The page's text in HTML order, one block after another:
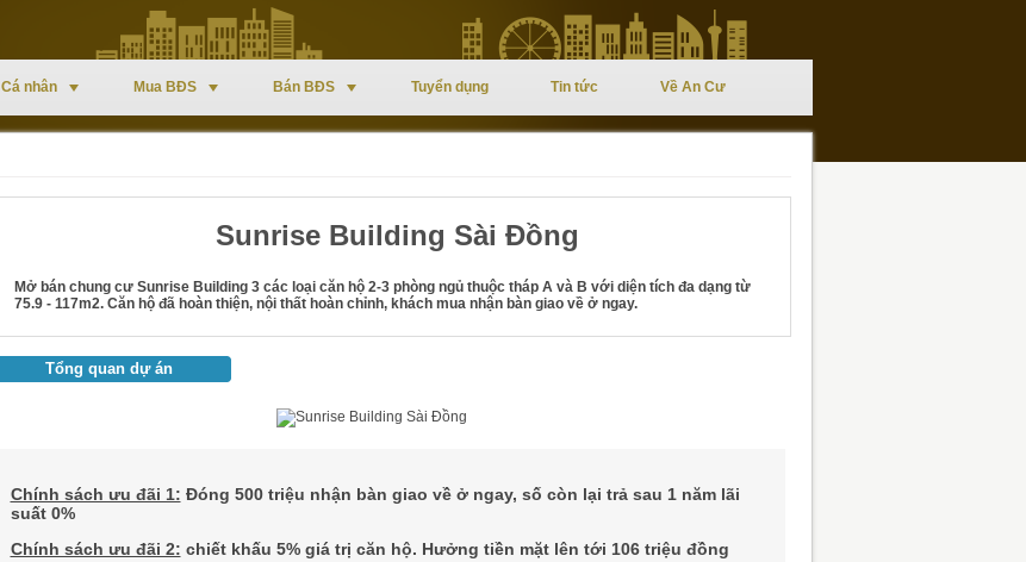
Cá nhân Mua BĐS Bán BĐS Tuyển dụng Tin tức Về An Cư
Sunrise Building Sài Đồng
Mở bán chung cư Sunrise Building 3 các loại căn hộ 2-3 phòng ngủ thuộc tháp A và B với diện tích đa dạng từ
75.9 - 117m2. Căn hộ đã hoàn thiện, nội thất hoàn chỉnh, khách mua nhận bàn giao về ở ngay.
Tổng quan dự án
Chính sách ưu đãi 1: Đóng 500 triệu nhận bàn giao về ở ngay, số còn lại trả sau 1 năm lãi
suất 0%
Chính sách ưu đãi 2: chiết khấu 5% giá trị căn hộ. Hưởng tiền mặt lên tới 106 triệu đồng